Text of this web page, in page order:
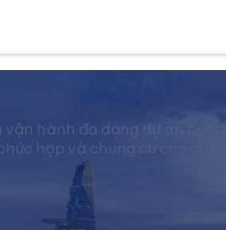
vận hành đa dạng dự án
hợp và chung cư cao